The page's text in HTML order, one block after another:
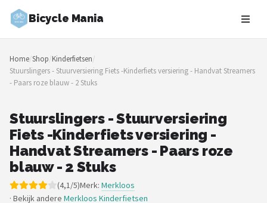
Bicycle Mania
Zoeken
NAVIGATIE
Shop
Merken
Blog
Fietsroutes
Home/Shop/Kinderfietsen/
Stuurslingers - Stuurversiering Fiets -Kinderfiets versiering - Handvat Streamers
- Paars roze blauw - 2 Stuks
Stuurslingers - Stuurversiering
Fiets -Kinderfiets versiering -
Handvat Streamers - Paars roze
blauw - 2 Stuks
(4,1/5)Merk: Merkloos
· Bekijk andere Merkloos Kinderfietsen